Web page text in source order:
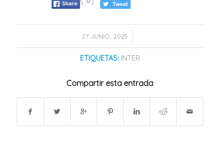
27 JUNIO, 2025
/
ETIQUETAS: INTER
Compartir esta entrada